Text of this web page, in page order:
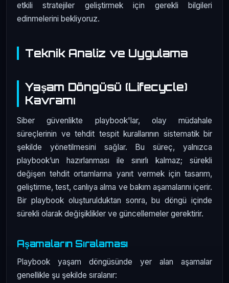
etkili stratejiler geliştirmek için gerekli bilgileri
edinmelerini bekliyoruz.
Teknik Analiz ve Uygulama
Yaşam Döngüsü (Lifecycle)
Kavramı
Siber güvenlikte playbook'lar, olay müdahale
süreçlerinin ve tehdit tespit kurallarının sistematik bir
şekilde yönetilmesini sağlar. Bu süreç, yalnızca
playbook’un hazırlanması ile sınırlı kalmaz; sürekli
değişen tehdit ortamlarına yanıt vermek için tasarım,
geliştirme, test, canlıya alma ve bakım aşamalarını içerir.
Bir playbook oluşturulduktan sonra, bu döngü içinde
sürekli olarak değişiklikler ve güncellemeler gerektirir.
Aşamaların Sıralaması
Playbook yaşam döngüsünde yer alan aşamalar
genellikle şu şekilde sıralanır: